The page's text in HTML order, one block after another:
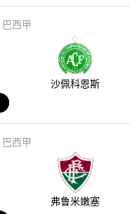
巴西甲
沙佩科恩斯
巴西甲
弗鲁米嫩塞